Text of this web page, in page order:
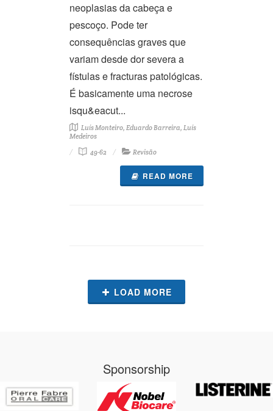
neoplasias da cabeça e
pescoço. Pode ter
consequências graves que
variam desde dor severa a
fístulas e fracturas patológicas.
É basicamente uma necrose
isqu&eacut...
Luís Monteiro, Eduardo Barreira, Luís
Medeiros
49-62
Revisão
READ MORE
LOAD MORE
Sponsorship